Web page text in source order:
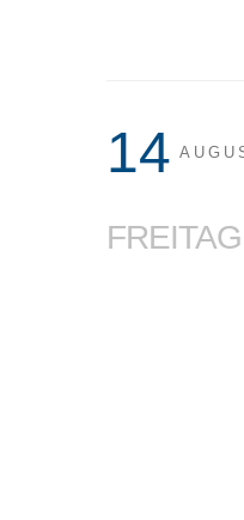
14
FREITAG